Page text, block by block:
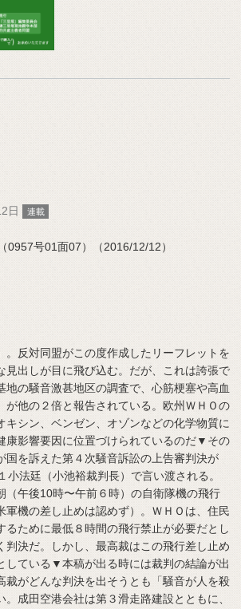
日 連載
0957号01面07）（2016/12/12）
反対同盟がこの度作成したリーフレットを
見出しが目に飛び込む。だが、これは誇張で
の騒音激甚地区の調査で、心筋梗塞や高血
が他の２倍と報告されている。欧州ＷＨＯの
キシン、ベンゼン、オゾンなどの化学物質に
康影響要因に位置づけられているのだ▼その
国を訴えた第４次騒音訴訟の上告審判決が
小法廷（小池裕裁判長）で言い渡される。
（午後10時〜午前６時）の自衛隊機の飛行
軍機の差し止めは認めず）。ＷＨＯは、住民
るために最低８時間の飛行禁止が必要だとし
判決だ。しかし、最高裁はこの飛行差し止め
している▼本稿が出る時には裁判の結論が出
裁がどんな判決を出そうとも「騒音が人を殺
成田空港会社は第３滑走路建設とともに、